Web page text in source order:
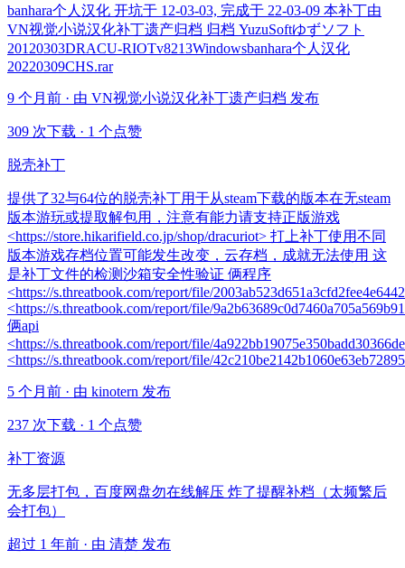
banhara个人汉化 开坑于 12-03-03, 完成于 22-03-09 本补丁由
VN视觉小说汉化补丁遗产归档 归档 YuzuSoftゆずソフト
20120303DRACU-RIOTv8213Windowsbanhara个人汉化
20220309CHS.rar
9 个月前 · 由 VN视觉小说汉化补丁遗产归档 发布
309 次下载 · 1 个点赞
脱壳补丁
提供了32与64位的脱壳补丁用于从steam下载的版本在无steam
版本游玩或提取解包用，注意有能力请支持正版游戏
<https://store.hikarifield.co.jp/shop/dracuriot> 打上补丁使用不同
版本游戏存档位置可能发生改变，云存档，成就无法使用 这
是补丁文件的检测沙箱安全性验证 俩程序
<https://s.threatbook.com/report/file/
<https://s.threatbook.com/report/file/
俩api
<https://s.threatbook.com/report/file/
<https://s.threatbook.com/report/file/
5 个月前 · 由 kinotern 发布
237 次下载 · 1 个点赞
补丁资源
无多层打包，百度网盘勿在线解压 炸了提醒补档（太频繁后
会打包）
超过 1 年前 · 由 清楚 发布